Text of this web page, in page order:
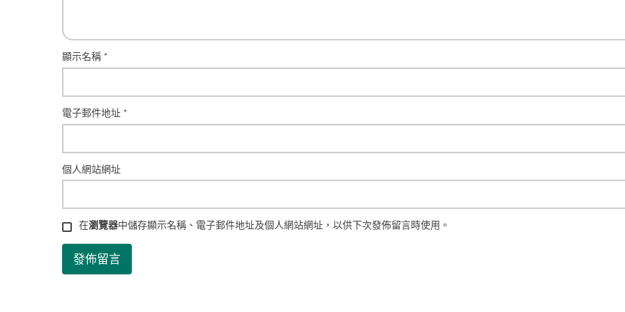
顯示名稱 *
電子郵件地址 *
個人網站網址
在瀏覽器中儲存顯示名稱、電子郵件地址及個人網站網址，以供下次發佈留言時使用。